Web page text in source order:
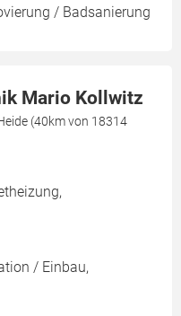
/ Badsanierung
Mario Kollwitz
(40km von 18314
/ Einbau,